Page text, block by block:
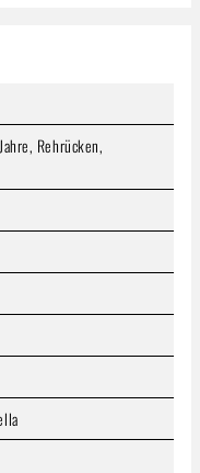
Wert ein oder
Rehrücken,